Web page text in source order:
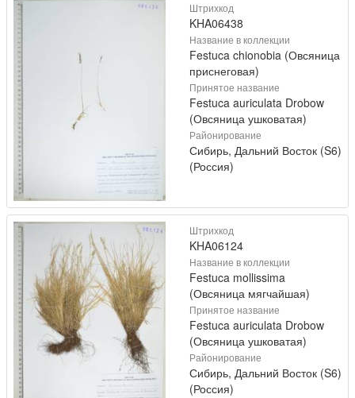
Штрихкод
KHA06438
Название в коллекции
Festuca chionobia (Овсяница
приснеговая)
Принятое название
Festuca auriculata Drobow
(Овсяница ушковатая)
Районирование
Сибирь, Дальний Восток (S6)
(Россия)
Штрихкод
KHA06124
Название в коллекции
Festuca mollissima
(Овсяница мягчайшая)
Принятое название
Festuca auriculata Drobow
(Овсяница ушковатая)
Районирование
Сибирь, Дальний Восток (S6)
(Россия)